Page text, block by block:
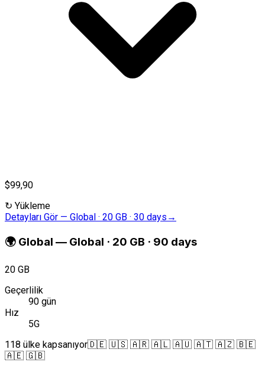
$99,90
↻ Yükleme
Detayları Gör — Global · 20 GB · 30 days →
🌍 Global — Global · 20 GB · 90 days
20 GB
Geçerlilik
90 gün
Hız
5G
118 ülke kapsanıyor🇩🇪 🇺🇸 🇦🇷 🇦🇱 🇦🇺 🇦🇹 🇦🇿 🇧🇪
🇦🇪 🇬🇧